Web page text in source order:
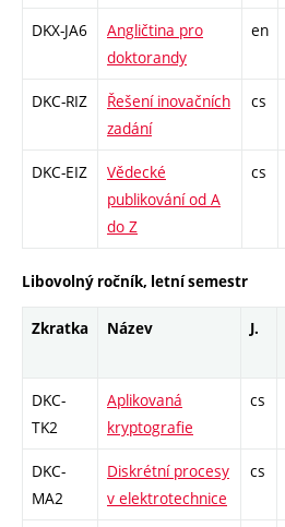
DKX-JA6
Angličtina pro
doktorandy
en
DKC-RIZ
Řešení inovačních
zadání
cs
DKC-EIZ
Vědecké
publikování od A
do Z
cs
Libovolný ročník, letní semestr
Zkratka Název J.
DKC-
TK2
Aplikovaná
kryptografie
cs
DKC-
MA2
Diskrétní procesy
v elektrotechnice
cs